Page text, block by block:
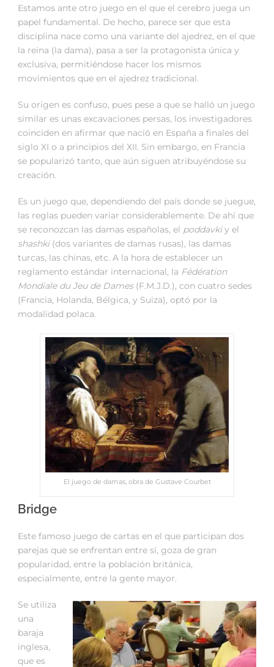
Estamos ante otro juego en el que el cerebro juega un
papel fundamental. De hecho, parece ser que esta
disciplina nace como una variante del ajedrez, en el que
la reina (la dama), pasa a ser la protagonista única y
exclusiva, permitiéndose hacer los mismos
movimientos que en el ajedrez tradicional.
Su origen es confuso, pues pese a que se halló un juego
similar es unas excavaciones persas, los investigadores
coinciden en afirmar que nació en España a finales del
siglo XI o a principios del XII. Sin embargo, en Francia
se popularizó tanto, que aún siguen atribuyéndose su
creación.
Es un juego que, dependiendo del país donde se juegue,
las reglas pueden variar considerablemente. De ahí que
se reconozcan las damas españolas, el poddavkiy el
shashki(dos variantes de damas rusas), las damas
turcas, las chinas, etc. A la hora de establecer un
reglamento estándar internacional, la Fédération
Mondiale du Jeu de Dames(F.M.J.D.), con cuatro sedes
(Francia, Holanda, Bélgica, y Suiza), optó por la
modalidad polaca.
El juego de damas, obra de Gustave Courbet
Bridge
Este famoso juego de cartas en el que participan dos
parejas que se enfrentan entre sí, goza de gran
popularidad, entre la población británica,
especialmente, entre la gente mayor.
Se utiliza
una
baraja
inglesa,
que es